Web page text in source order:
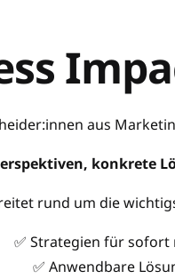
aus
konkrete
rund um die
✅ Strategien für
✅ Anwendbare